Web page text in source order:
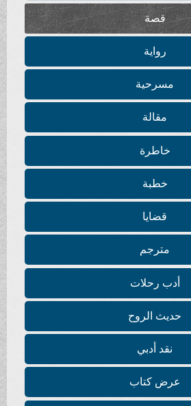
قصة
رواية
مسرحية
مقالة
خاطرة
خطبة
قضايا
مترجم
أدب رحلات
حديث الروح
نقد أدبي
عرض كتاب